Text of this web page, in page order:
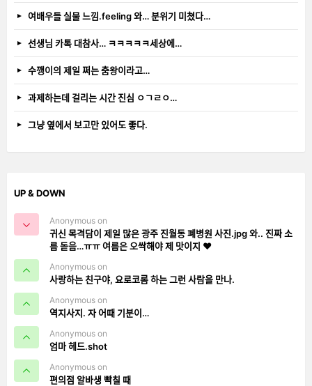
여배우들 실물 느낌.feeling 와… 분위기 미쳤다…
선생님 카톡 대참사… ㅋㅋㅋㅋㅋ세상에…
수깽이의 제일 쩌는 춤왕이라고…
과제하는데 걸리는 시간 진심 ㅇㄱㄹㅇ…
그냥 옆에서 보고만 있어도 좋다.
UP & DOWN
Anonymous on
귀신 목격담이 제일 많은 광주 진월동 폐병원 사진.jpg 와.. 진짜 소
름 돋음…ㅠㅠ 여름은 오싹해야 제 맛이지 ❤️
Anonymous on
사랑하는 친구야, 요로코롬 하는 그런 사람을 만나.
Anonymous on
역지사지. 자 어때 기분이…
Anonymous on
엄마 헤드.shot
Anonymous on
편의점 알바생 빡칠 때